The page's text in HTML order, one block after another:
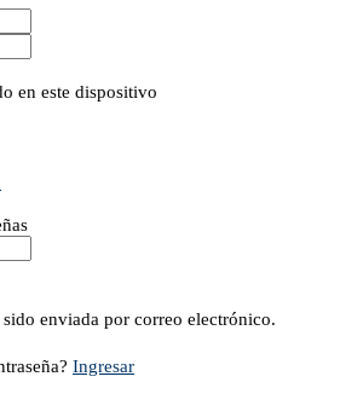
en este dispositivo
enviada por correo electrónico.
Ingresar